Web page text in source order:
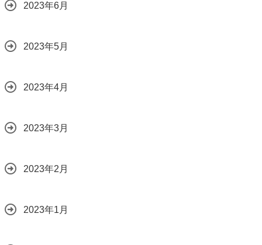
2023年6月
2023年5月
2023年4月
2023年3月
2023年2月
2023年1月